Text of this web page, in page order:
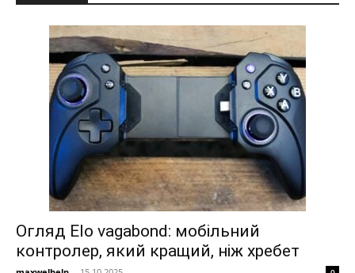
Огляд Elo vagabond: мобільний
контролер, який кращий, ніж хребет